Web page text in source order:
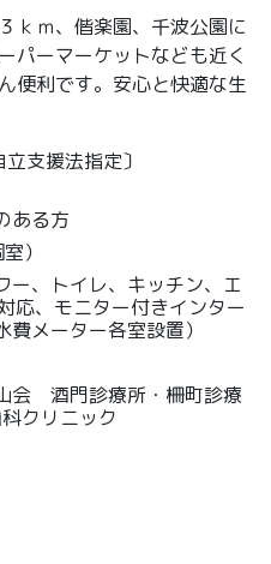
ｋｍ、偕楽園、千波公園に
パーマーケットなども近く
便利です。安心と快適な生
支援法指定〕
ある方
）
ー、トイレ、キッチン、エ
応、モニター付きインター
費メーター各室設置）
会 酒門診療所・柵町診療
クリニック